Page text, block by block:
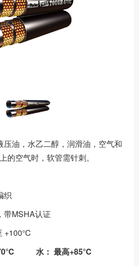
压油，水乙二醇，润滑油，空气和
的空气时，软管需针刺。
织
带MSHA认证
+100°C
水： 最高+85°C